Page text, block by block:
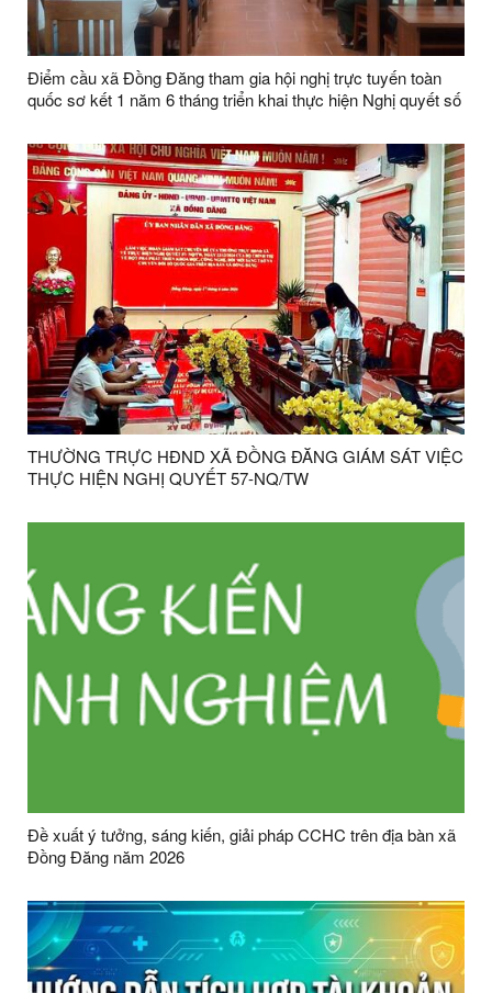
Điểm cầu xã Đồng Đăng tham gia hội nghị trực tuyến toàn
quốc sơ kết 1 năm 6 tháng triển khai thực hiện Nghị quyết số
THƯỜNG TRỰC HĐND XÃ ĐỒNG ĐĂNG GIÁM SÁT VIỆC
THỰC HIỆN NGHỊ QUYẾT 57-NQ/TW
Đề xuất ý tưởng, sáng kiến, giải pháp CCHC trên địa bàn xã
Đồng Đăng năm 2026